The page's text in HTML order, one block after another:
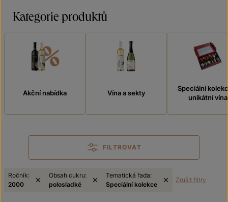
Kategorie produktů
Akční nabídka Vína a sekty
Speciální
unikátní vína
FILTROVAT
Ročník:
2000
Obsah cukru:
polosladké
Tematická řada:
Speciální kolekce
Zrušit filtry